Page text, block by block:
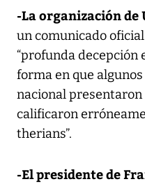
-La organización de
un comunicado
“profunda decepción
forma en que
nacional presentaron
calificaron
therians”.
-El presidente de